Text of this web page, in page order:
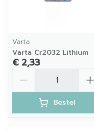
Varta
Varta Cr2032 Lithium
€ 2,33
Bestel